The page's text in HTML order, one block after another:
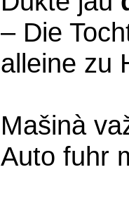
– Die
alleine zu
Mašinà
Auto fuhr